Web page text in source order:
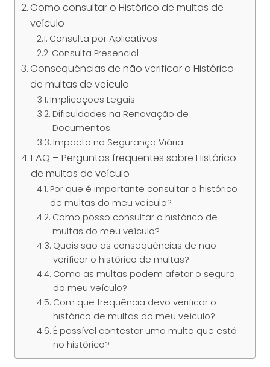
Como consultar o Histórico de multas de
veículo
Consulta por Aplicativos
Consulta Presencial
Consequências de não verificar o Histórico
de multas de veículo
Implicações Legais
Dificuldades na Renovação de
Documentos
Impacto na Segurança Viária
FAQ – Perguntas frequentes sobre Histórico
de multas de veículo
Por que é importante consultar o histórico
de multas do meu veículo?
Como posso consultar o histórico de
multas do meu veículo?
Quais são as consequências de não
verificar o histórico de multas?
Como as multas podem afetar o seguro
do meu veículo?
Com que frequência devo verificar o
histórico de multas do meu veículo?
É possível contestar uma multa que está
no histórico?